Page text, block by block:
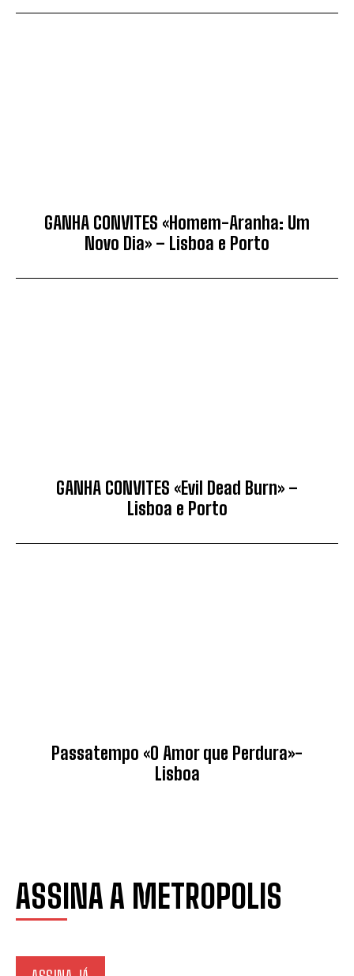
GANHA CONVITES «Homem-Aranha: Um
Novo Dia» – Lisboa e Porto
GANHA CONVITES «Evil Dead Burn» –
Lisboa e Porto
Passatempo «O Amor que Perdura»-
Lisboa
ASSINA A METR0POLIS